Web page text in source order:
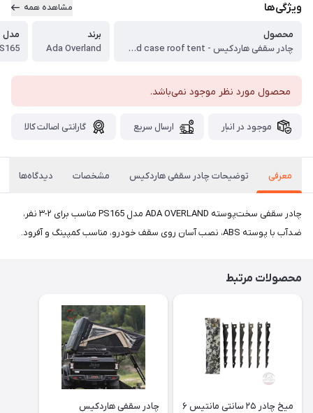
ویژگی‌ها مشاهده همه
محصول
چادر سقفی هاردکیس - hard case roof tent
برند‌
Ada Overland
مدل
محصول مورد نظر موجود نمی‌باشد.
موجود در انبار ارسال سریع گارانتی اصالت کالا
معرفی توضیحات چادر سقفی هاردکیس مشخصات دیدگاه‌ها
چادر سقفی سخت‌پوسته ADA OVERLAND مدل PS165 مناسب برای ۲-۳ نفر،
ضدآب با پوسته ABS، نصب آسان روی سقف خودرو، مناسب کمپینگ و آفرود.
محصولات مرتبط
میخ چادر ۲۵ سانتی مانتیس ۶
چادر سقفی هاردکیس